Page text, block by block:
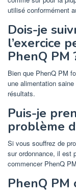
utilisé conformément
Dois-je
l’exercice
PhenQ PM
Bien que PhenQ PM
une alimentation
résultats.
Puis-je
problème
Si vous souffrez de
sur ordonnance, il est
commencer PhenQ
PhenQ